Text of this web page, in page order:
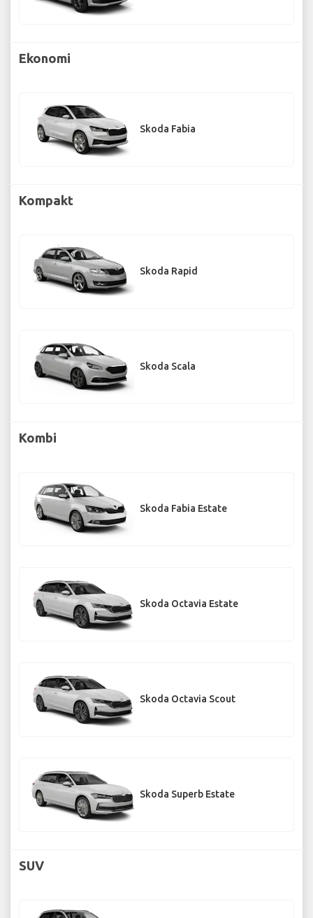
Ekonomi
Skoda Fabia
Kompakt
Skoda Rapid
Skoda Scala
Kombi
Skoda Fabia Estate
Skoda Octavia Estate
Skoda Octavia Scout
Skoda Superb Estate
SUV